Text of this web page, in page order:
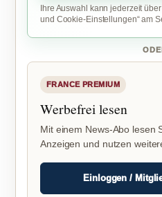
Ihre Auswahl kann jederzeit
und Cookie-Einstellungen“ am
FRANCE PREMIUM
Werbefrei lesen
Mit einem News-Abo lesen
Anzeigen und nutzen
Einloggen /